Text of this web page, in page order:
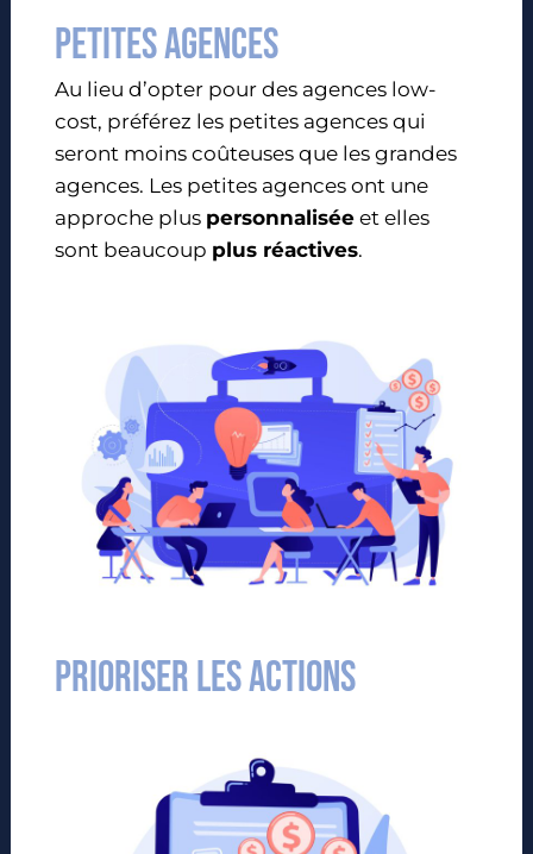
Petites agences
Au lieu d’opter pour des agences low-
cost, préférez les petites agences qui
seront moins coûteuses que les grandes
agences. Les petites agences ont une
approche plus personnalisée et elles
sont beaucoup plus réactives.
Prioriser les actions